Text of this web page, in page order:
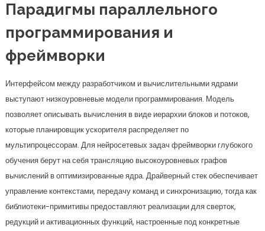
Парадигмы параллельного
программирования и
фреймворки
Интерфейсом между разработчиком и вычислительными ядрами
выступают низкоуровневые модели программирования. Модель
позволяет описывать вычисления в виде иерархии блоков и потоков,
которые планировщик ускорителя распределяет по
мультипроцессорам. Для нейросетевых задач фреймворки глубокого
обучения берут на себя трансляцию высокоуровневых графов
вычислений в оптимизированные ядра. Драйверный стек обеспечивает
управление контекстами, передачу команд и синхронизацию, тогда как
библиотеки-примитивы предоставляют реализации для сверток,
редукций и активационных функций, настроенные под конкретные